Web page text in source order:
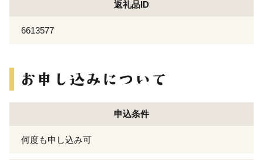
返礼品ID
6613577
申込条件
何度も申し込み可